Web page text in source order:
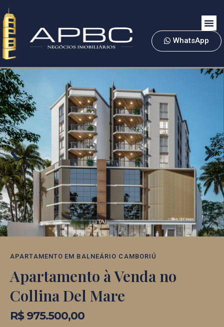
WhatsApp
APARTAMENTO EM BALNEÁRIO CAMBORIÚ
Apartamento à Venda no
Collina Del Mare
R$ 975.500,00